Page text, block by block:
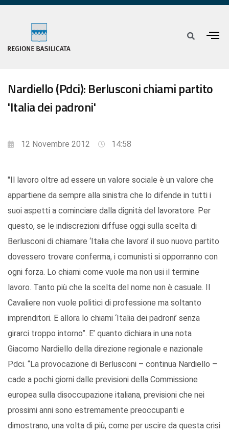
Nardiello (Pdci): Berlusconi chiami partito
'Italia dei padroni'
12 Novembre 2012 14:58
"Il lavoro oltre ad essere un valore sociale è un valore che
appartiene da sempre alla sinistra che lo difende in tutti i
suoi aspetti a cominciare dalla dignità del lavoratore. Per
questo, se le indiscrezioni diffuse oggi sulla scelta di
Berlusconi di chiamare ‘Italia che lavora’ il suo nuovo partito
dovessero trovare conferma, i comunisti si opporranno con
ogni forza. Lo chiami come vuole ma non usi il termine
lavoro. Tanto più che la scelta del nome non è casuale. Il
Cavaliere non vuole politici di professione ma soltanto
imprenditori. E allora lo chiami ‘Italia dei padroni’ senza
girarci troppo intorno”. E’ quanto dichiara in una nota
Giacomo Nardiello della direzione regionale e nazionale
Pdci. “La provocazione di Berlusconi – continua Nardiello –
cade a pochi giorni dalle previsioni della Commissione
europea sulla disoccupazione italiana, previsioni che nei
prossimi anni sono estremamente preoccupanti e
dimostrano, una volta di più, come per uscire da questa crisi